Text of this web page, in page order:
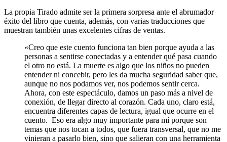
La propia Tirado admite ser la primera sorpresa ante el abrumador
éxito del libro que cuenta, además, con varias traducciones que
muestran también unas excelentes cifras de ventas.
«Creo que este cuento funciona tan bien porque ayuda a las
personas a sentirse conectadas y a entender qué pasa cuando
el otro no está. La muerte es algo que los niños no pueden
entender ni concebir, pero les da mucha seguridad saber que,
aunque no nos podamos ver, nos podemos sentir cerca.
Ahora, con este espectáculo, damos un paso más a nivel de
conexión, de llegar directo al corazón. Cada uno, claro está,
encuentra diferentes capas de lectura, igual que ocurre en el
cuento. Eso era algo muy importante para mí porque son
temas que nos tocan a todos, que fuera transversal, que no me
vinieran a pasarlo bien, sino que salieran con una herramienta